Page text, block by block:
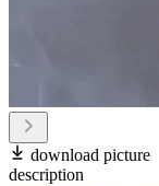
download picture
description